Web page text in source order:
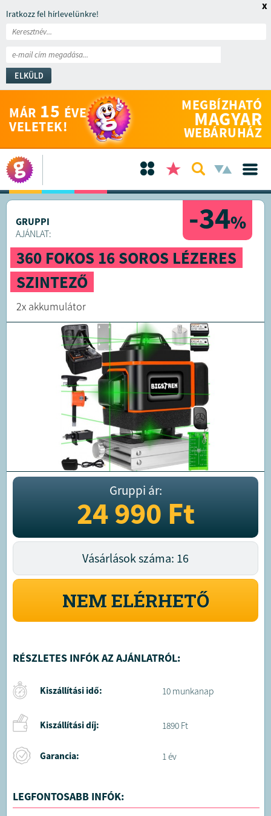
Iratkozz fel hírlevelünkre!
ELKÜLD
x
MÁR 15 ÉVE
VELETEK!
MEGBÍZHATÓ
MAGYAR
WEBÁRUHÁZ
-34%
GRUPPI
AJÁNLAT:
360 FOKOS 16 SOROS LÉZERES
SZINTEZŐ
2x akkumulátor
Gruppi ár:
24 990Ft
Vásárlások száma: 16
NEM ELÉRHETŐ
RÉSZLETES INFÓK AZ AJÁNLATRÓL:
Kiszállítási idő: 10 munkanap
Kiszállítási díj: 1890 Ft
Garancia: 1 év
LEGFONTOSABB INFÓK: